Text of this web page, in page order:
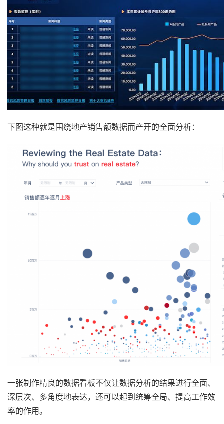
下图这种就是围绕地产销售额数据而产开的全面分析：
一张制作精良的数据看板不仅让数据分析的结果进行全面、
深层次、多角度地表达，还可以起到统筹全局、提高工作效
率的作用。